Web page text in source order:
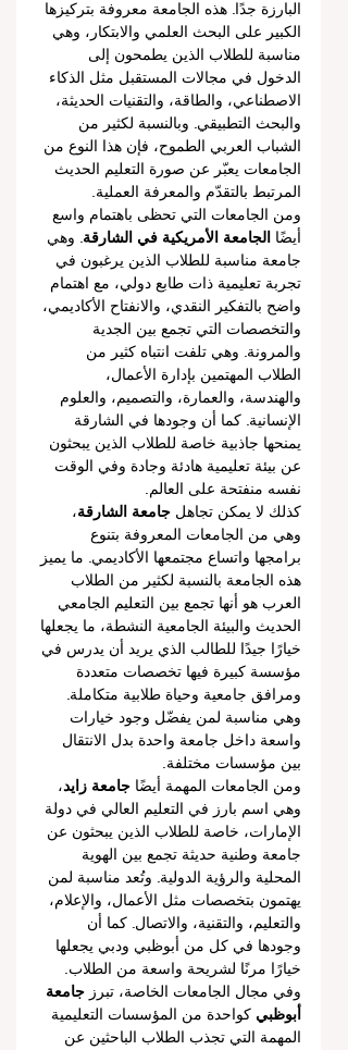
البارزة جدًا. هذه الجامعة معروفة بتركيزها
الكبير على البحث العلمي والابتكار، وهي
مناسبة للطلاب الذين يطمحون إلى
الدخول في مجالات المستقبل مثل الذكاء
الاصطناعي، والطاقة، والتقنيات الحديثة،
والبحث التطبيقي. وبالنسبة لكثير من
الشباب العربي الطموح، فإن هذا النوع من
الجامعات يعبّر عن صورة التعليم الحديث
المرتبط بالتقدّم والمعرفة العملية.
ومن الجامعات التي تحظى باهتمام واسع
أيضًا الجامعة الأمريكية في الشارقة . وهي
جامعة مناسبة للطلاب الذين يرغبون في
تجربة تعليمية ذات طابع دولي، مع اهتمام
واضح بالتفكير النقدي، والانفتاح الأكاديمي،
والتخصصات التي تجمع بين الجدية
والمرونة. وهي تلفت انتباه كثير من
الطلاب المهتمين بإدارة الأعمال،
والهندسة، والعمارة، والتصميم، والعلوم
الإنسانية. كما أن وجودها في الشارقة
يمنحها جاذبية خاصة للطلاب الذين يبحثون
عن بيئة تعليمية هادئة وجادة وفي الوقت
نفسه منفتحة على العالم.
كذلك لا يمكن تجاهل جامعة الشارقة،
وهي من الجامعات المعروفة بتنوع
برامجها واتساع مجتمعها الأكاديمي. ما يميز
هذه الجامعة بالنسبة لكثير من الطلاب
العرب هو أنها تجمع بين التعليم الجامعي
الحديث والبيئة الجامعية النشطة، ما يجعلها
خيارًا جيدًا للطالب الذي يريد أن يدرس في
مؤسسة كبيرة فيها تخصصات متعددة
ومرافق جامعية وحياة طلابية متكاملة.
وهي مناسبة لمن يفضّل وجود خيارات
واسعة داخل جامعة واحدة بدل الانتقال
بين مؤسسات مختلفة.
ومن الجامعات المهمة أيضًا جامعة زايد،
وهي اسم بارز في التعليم العالي في دولة
الإمارات، خاصة للطلاب الذين يبحثون عن
جامعة وطنية حديثة تجمع بين الهوية
المحلية والرؤية الدولية. وتُعد مناسبة لمن
يهتمون بتخصصات مثل الأعمال، والإعلام،
والتعليم، والتقنية، والاتصال. كما أن
وجودها في كل من أبوظبي ودبي يجعلها
خيارًا مرنًا لشريحة واسعة من الطلاب.
وفي مجال الجامعات الخاصة، تبرز جامعة
أبوظبي كواحدة من المؤسسات التعليمية
المهمة التي تجذب الطلاب الباحثين عن